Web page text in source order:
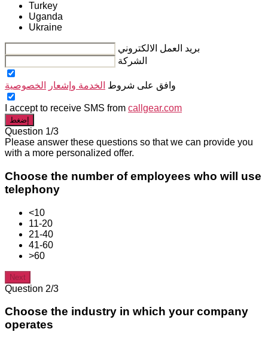
Turkey
Uganda
Ukraine
بريد العمل الالكتروني
الشركة
وافق على شروط الخدمة وإشعار الخصوصية
I accept to receive SMS from callgear.com
إضغط
Question 1/3
Please answer these questions so that we can provide you
with a more personalized offer.
Choose the number of employees who will use
telephony
<10
11-20
21-40
41-60
>60
Next
Question 2/3
Choose the industry in which your company
operates